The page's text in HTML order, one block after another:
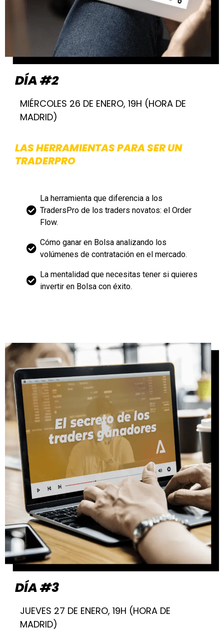
DÍA #2
MIÉRCOLES 26 DE ENERO, 19H (HORA DE
MADRID)
LAS HERRAMIENTAS PARA SER UN
TRADERPRO
La herramienta que diferencia a los
TradersPro de los traders novatos: el Order
Flow.
Cómo ganar en Bolsa analizando los
volúmenes de contratación en el mercado.
La mentalidad que necesitas tener si quieres
invertir en Bolsa con éxito.
DÍA #3
JUEVES 27 DE ENERO, 19H (HORA DE
MADRID)